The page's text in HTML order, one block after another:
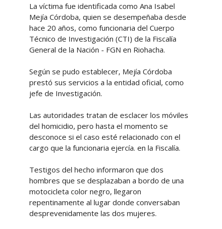
La víctima fue identificada como Ana Isabel
Mejía Córdoba, quien se desempeñaba desde
hace 20 años, como funcionaria del Cuerpo
Técnico de Investigación (CTI) de la Fiscalía
General de la Nación - FGN en Riohacha.
Según se pudo establecer, Mejía Córdoba
prestó sus servicios a la entidad oficial, como
jefe de Investigación.
Las autoridades tratan de esclacer los móviles
del homicidio, pero hasta el momento se
desconoce si el caso esté relacionado con el
cargo que la funcionaria ejercía. en la Fiscalía.
Testigos del hecho informaron que dos
hombres que se desplazaban a bordo de una
motocicleta color negro, llegaron
repentinamente al lugar donde conversaban
desprevenidamente las dos mujeres.